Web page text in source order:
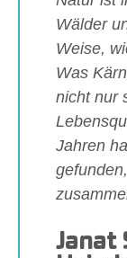
Wälder
Weise,
Was
nicht nur
Jahren
Janat